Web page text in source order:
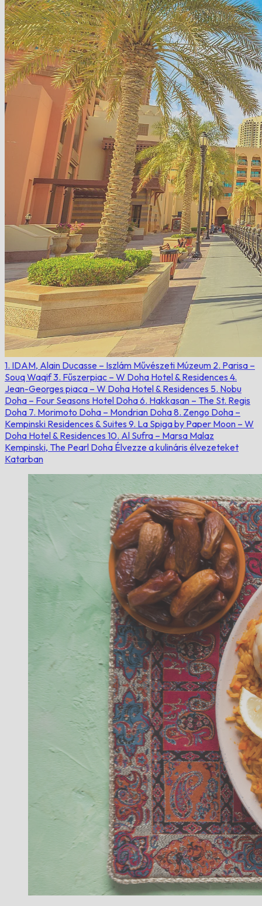
1. IDAM, Alain Ducasse – Iszlám Művészeti Múzeum 2. Parisa –
Souq Waqif3. Fűszerpiac – W Doha Hotel & Residences 4.
Jean-Georges piaca – W Doha Hotel & Residences 5. Nobu
Doha – Four Seasons Hotel Doha6. Hakkasan – The St. Regis
Doha 7. Morimoto Doha – Mondrian Doha8. Zengo Doha –
Kempinski Residences & Suites 9. La Spiga by Paper Moon – W
Doha Hotel & Residences 10. Al Sufra – Marsa Malaz
Kempinski, The Pearl Doha Élvezze a kulináris élvezeteket
Katarban